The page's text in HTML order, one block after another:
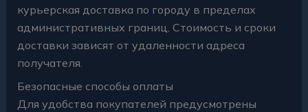
курьерская доставка по городу в пределах
административных границ. Стоимость и сроки
доставки зависят от удаленности адреса
получателя.
Безопасные способы оплаты
Для удобства покупателей предусмотрены